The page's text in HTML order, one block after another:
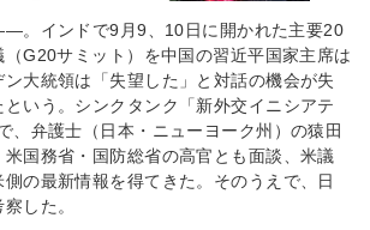
。インドで9月9、10日に開かれた主要20
G20サミット）を中国の習近平国家主席は
大統領は「失望した」と対話の機会が失
いう。シンクタンク「新外交イニシアテ
、弁護士（日本・ニューヨーク州）の猿田
国務省・国防総省の高官とも面談、米議
の最新情報を得てきた。そのうえで、日
した。